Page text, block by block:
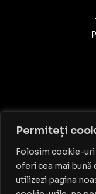
Permiteți
Folosim cookie-
oferi cea mai
utilizezi pagina